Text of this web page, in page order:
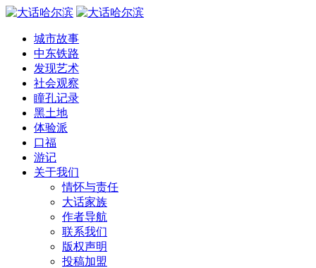
城市故事
中东铁路
发现艺术
社会观察
瞳孔记录
黑土地
体验派
口福
游记
关于我们
情怀与责任
大话家族
作者导航
联系我们
版权声明
投稿加盟